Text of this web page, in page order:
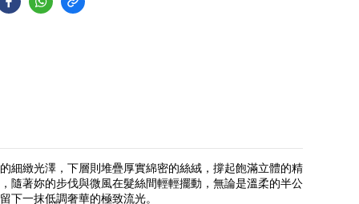
細緻光澤，下層則堆疊厚實綿密的絲絨，撐起飽滿立體的精
隨著妳的步伐與微風在髮絲間輕輕擺動，無論是溫柔的半公
一抹低調奢華的極致流光。